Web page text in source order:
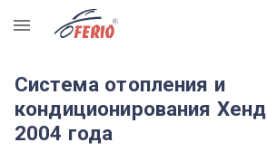
R
Система отопления и
кондиционирования
2004 года